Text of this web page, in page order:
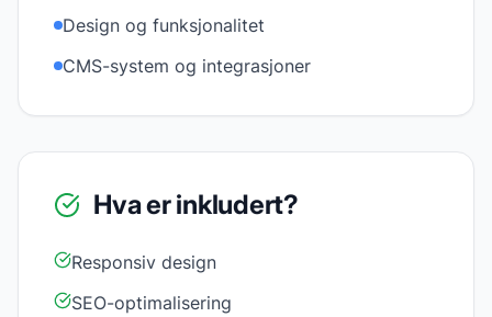
Design og funksjonalitet
CMS-system og integrasjoner
Hva er inkludert?
Responsiv design
SEO-optimalisering